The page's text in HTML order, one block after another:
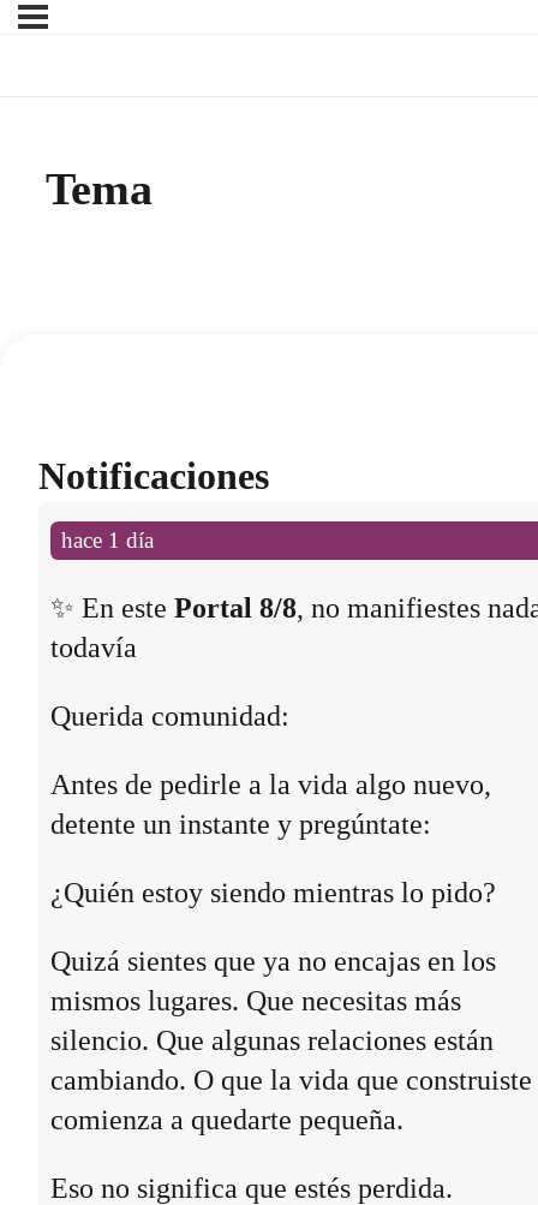
Tema
Notificaciones
hace 1 día
✨ En este Portal 8/8, no manifiestes
todavía
Querida comunidad:
Antes de pedirle a la vida algo nuevo,
detente un instante y pregúntate:
¿Quién estoy siendo mientras lo pido?
Quizá sientes que ya no encajas en los
mismos lugares. Que necesitas más
silencio. Que algunas relaciones están
cambiando. O que la vida que construiste
comienza a quedarte pequeña.
Eso no significa que estés perdida.